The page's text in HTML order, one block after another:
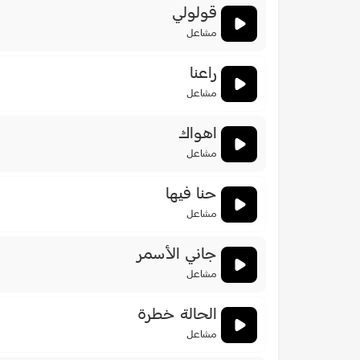
قولولي
مشاعل
راعنا
مشاعل
اهواك
مشاعل
حنا فيها
مشاعل
جاني الأسمر
مشاعل
الحالة خطرة
مشاعل